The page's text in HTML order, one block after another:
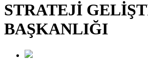
STRATEJİ
BAŞKANLIĞI